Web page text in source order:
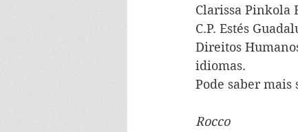
Clarissa Pinkola
C.P. Estés
Direitos
idiomas.
Pode saber mais
Rocco